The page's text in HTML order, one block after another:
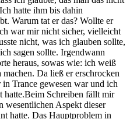
hatte ihm bis dahin
Warum tat er das? Wollte er
war mir nicht sicher, vielleicht
nicht, was ich glauben sollte,
sagen sollte. Irgendwann
heraus, sowas wie: ich weiß
Da ließ er erschrocken
Trance gewesen war und ich
hatte.Beim Schreiben fällt mir
wesentlichen Aspekt dieser
hatte. Das Hauptproblem in